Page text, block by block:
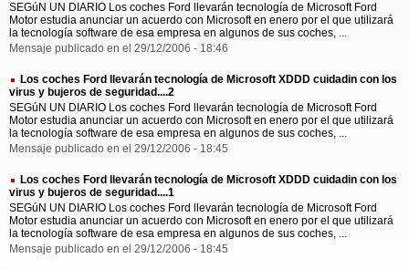
SEGúN UN DIARIO Los coches Ford llevarán tecnología de Microsoft Ford
Motor estudia anunciar un acuerdo con Microsoft en enero por el que utilizará
la tecnología software de esa empresa en algunos de sus coches, ...
Mensaje publicado en el 29/12/2006 - 18:46
Los coches Ford llevarán tecnología de Microsoft XDDD cuidadin con los
virus y bujeros de seguridad....2
SEGúN UN DIARIO Los coches Ford llevarán tecnología de Microsoft Ford
Motor estudia anunciar un acuerdo con Microsoft en enero por el que utilizará
la tecnología software de esa empresa en algunos de sus coches, ...
Mensaje publicado en el 29/12/2006 - 18:45
Los coches Ford llevarán tecnología de Microsoft XDDD cuidadin con los
virus y bujeros de seguridad....1
SEGúN UN DIARIO Los coches Ford llevarán tecnología de Microsoft Ford
Motor estudia anunciar un acuerdo con Microsoft en enero por el que utilizará
la tecnología software de esa empresa en algunos de sus coches, ...
Mensaje publicado en el 29/12/2006 - 18:45